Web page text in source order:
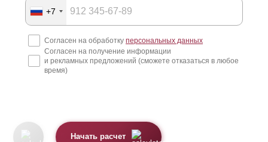
+7
Согласен на обработку персональных данных
Согласен на получение информации
и рекламных предложений (сможете отказаться в любое
время)
Начать расчет